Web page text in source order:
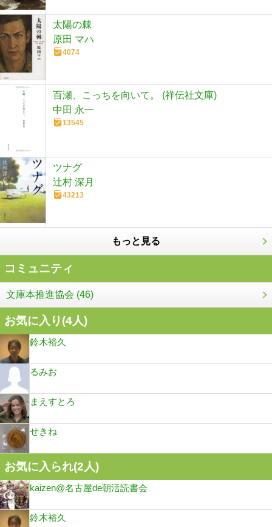
太陽の棘
原田 マハ
4074
百瀬、こっちを向いて。 (祥伝社文庫)
中田 永一
13545
ツナグ
辻村 深月
43213
もっと見る
コミュニティ
文庫本推進協会 (46)
お気に入り(4人)
鈴木裕久
るみお
まえすとろ
せきね
お気に入られ(2人)
kaizen@名古屋de朝活読書会
鈴木裕久